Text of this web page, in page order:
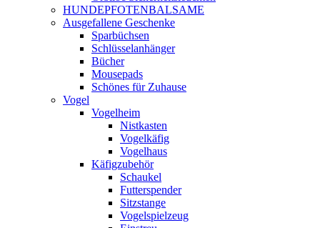
HUNDEPFOTENBALSAME
Ausgefallene Geschenke
Sparbüchsen
Schlüsselanhänger
Bücher
Mousepads
Schönes für Zuhause
Vogel
Vogelheim
Nistkasten
Vogelkäfig
Vogelhaus
Käfigzubehör
Schaukel
Futterspender
Sitzstange
Vogelspielzeug